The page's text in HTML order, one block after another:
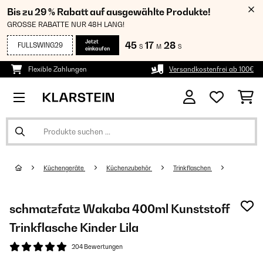
Bis zu 29 % Rabatt auf ausgewählte Produkte!
GROSSE RABATTE NUR 48H LANG!
FULLSWING29
Jetzt
einkaufen
45 S 17 M 28 S
Flexible Zahlungen Versandkostenfrei ab 100€
Küchengeräte Küchenzubehör Trinkflaschen
schmatzfatz Wakaba 400ml Kunststoff
Trinkflasche Kinder Lila
204 Bewertungen